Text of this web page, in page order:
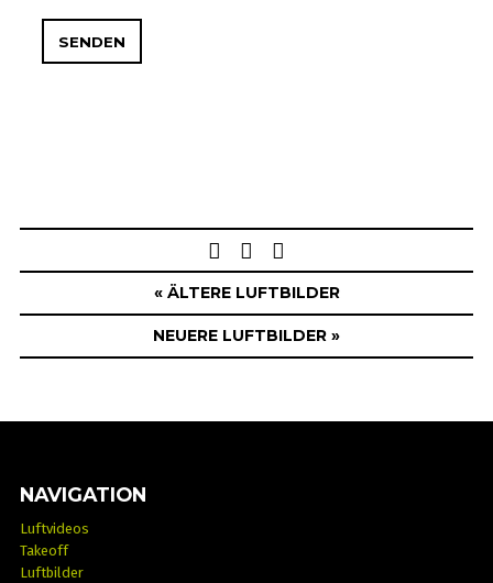
navigation
« ÄLTERE LUFTBILDER
NEUERE LUFTBILDER »
NAVIGATION
Luftvideos
Takeoff
Luftbilder